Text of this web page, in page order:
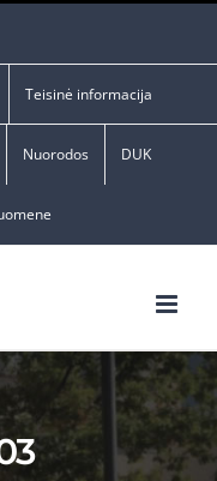
Teisinė informacija
Nuorodos DUK